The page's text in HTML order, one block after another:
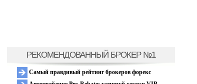
РЕКОМЕНДОВАННЫЙ БРОКЕР №1
Самый правдивый рейтинг брокеров форекс